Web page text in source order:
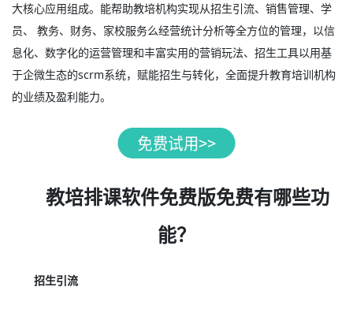
大核心应用组成。能帮助教培机构实现从招生引流、销售管理、学
员、 教务、财务、家校服务么经营统计分析等全方位的管理，以信
息化、数字化的运营管理和丰富实用的营销玩法、招生工具以用基
于企微生态的scrm系统，赋能招生与转化，全面提升教育培训机构
的业绩及盈利能力。
教培排课软件免费版免费有哪些功
能？
招生引流